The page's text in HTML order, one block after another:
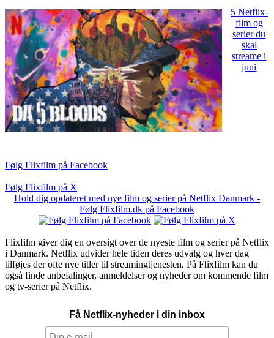
5 Netflix-
film og
serier du
skal
streame i
juni
Følg Flixfilm på Facebook
Følg Flixfilm på X
Hold dig opdateret med nye film og serier på Netflix Danmark -
Følg Flixfilm.dk på Facebook
Flixfilm giver dig en oversigt over de nyeste film og serier på Netflix
i Danmark. Netflix udvider hele tiden deres udvalg og hver dag
tilføjes der ofte nye titler til streamingtjenesten. På Flixfilm kan du
også finde anbefalinger, anmeldelser og nyheder om kommende film
og tv-serier på Netflix.
Få Netflix-nyheder i din inbox